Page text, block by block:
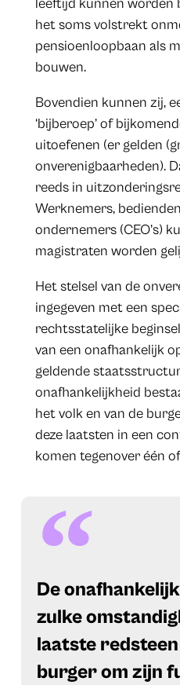
leeftijd kunnen worden
het soms volstrekt
pensioenloopbaan als
bouwen.
Bovendien kunnen zij,
‘bijberoep’ of
uitoefenen (er gelden
onverenigbaarheden).
reeds in
Werknemers,
ondernemers (CEO’s)
magistraten worden
Het stelsel van de
ingegeven met een
rechtsstatelijke
van een onafhankelijk
geldende
onafhankelijkheid
het volk en van de
deze laatsten in een
komen tegenover één
De
zulke
laatste
burger om zijn